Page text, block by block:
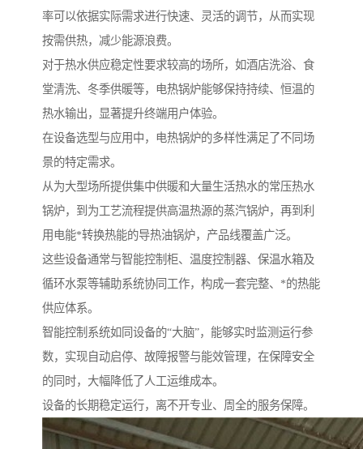
率可以依据实际需求进行快速、灵活的调节，从而实现
按需供热，减少能源浪费。
对于热水供应稳定性要求较高的场所，如酒店洗浴、食
堂清洗、冬季供暖等，电热锅炉能够保持持续、恒温的
热水输出，显著提升终端用户体验。
在设备选型与应用中，电热锅炉的多样性满足了不同场
景的特定需求。
从为大型场所提供集中供暖和大量生活热水的常压热水
锅炉，到为工艺流程提供高温热源的蒸汽锅炉，再到利
用电能*转换热能的导热油锅炉，产品线覆盖广泛。
这些设备通常与智能控制柜、温度控制器、保温水箱及
循环水泵等辅助系统协同工作，构成一套完整、*的热能
供应体系。
智能控制系统如同设备的“大脑”，能够实时监测运行参
数，实现自动启停、故障报警与能效管理，在保障安全
的同时，大幅降低了人工运维成本。
设备的长期稳定运行，离不开专业、周全的服务保障。